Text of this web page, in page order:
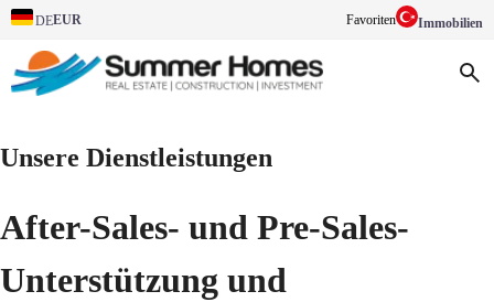
DEEUR Favoriten Immobilien
Unsere Dienstleistungen
After-Sales- und Pre-Sales-
Unterstützung und